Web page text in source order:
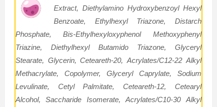
Extract, Diethylamino Hydroxybenzoyl Hexyl
Benzoate, Ethylhexyl Triazone, Distarch
Phosphate, Bis-Ethylhexyloxyphenol Methoxyphenyl
Triazine, Diethylhexyl Butamido Triazone, Glyceryl
Stearate, Glycerin, Ceteareth-20, Acrylates/C12-22 Alkyl
Methacrylate, Copolymer, Glyceryl Caprylate, Sodium
Levulinate, Cetyl Palmitate, Ceteareth-12, Cetearyl
Alcohol, Saccharide Isomerate, Acrylates/C10-30 Alkyl